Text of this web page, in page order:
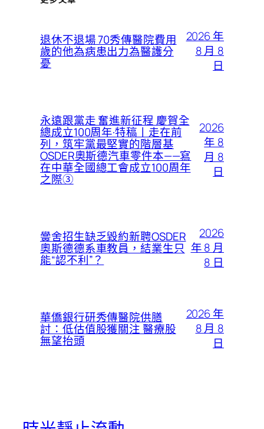
退休不退場 70秀傳醫院費用
歲的他為病患出力為醫護分
憂
2026 年
8 月 8
日
永遠跟黨走 奮進新征程 慶賀全
總成立100周年·特稿丨走在前
列，筑牢黨最堅實的階層基
OSDER奧斯德汽車零件本——寫
在中華全國總工會成立100周年
之際③
2026
年 8
月 8
日
黌舍招生缺乏毀約新聘OSDER
奧斯德德系車教員，結業生只
能“認不利”？
2026
年 8 月
8 日
華僑銀行研秀傳醫院供膳
討：低估值股獲關注 醫療股
無望抬頭
2026 年
8 月 8
日